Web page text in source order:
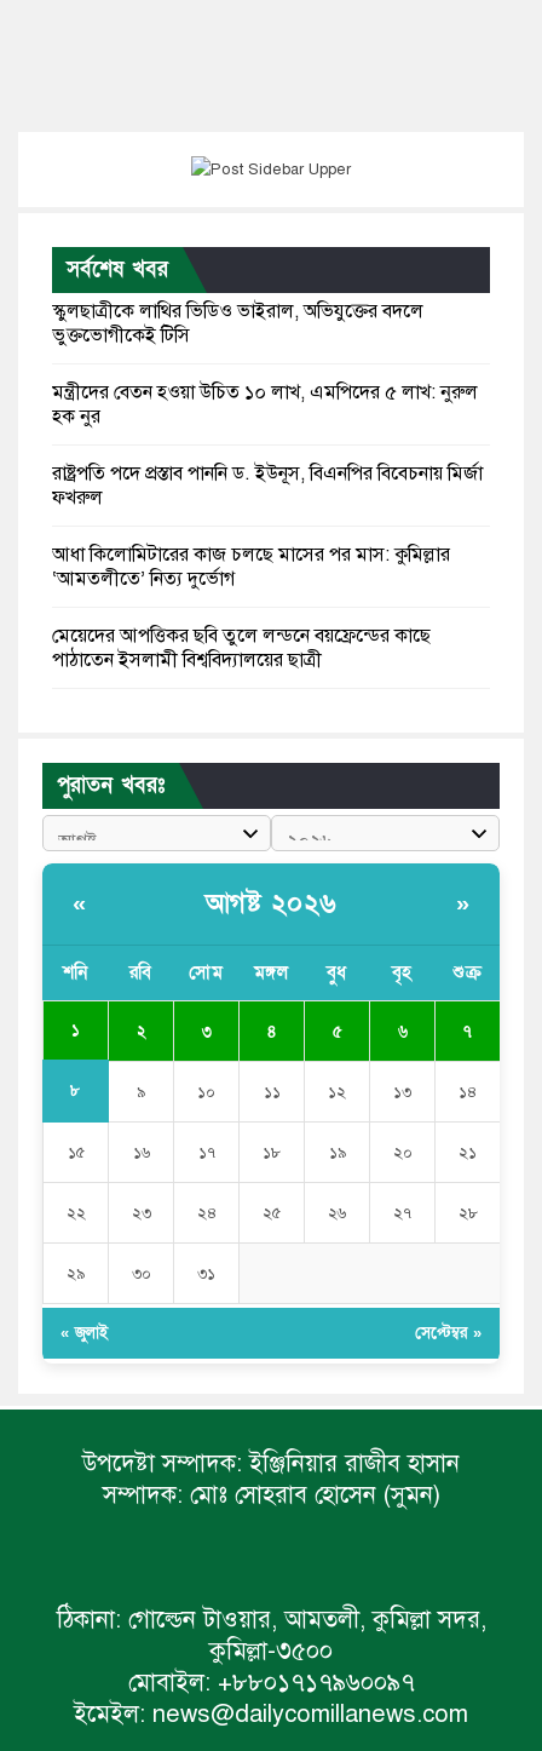
সর্বশেষ খবর
স্কুলছাত্রীকে লাথির ভিডিও ভাইরাল, অভিযুক্তের বদলে
ভুক্তভোগীকেই টিসি
মন্ত্রীদের বেতন হওয়া উচিত ১০ লাখ, এমপিদের ৫ লাখ: নুরুল
হক নুর
রাষ্ট্রপতি পদে প্রস্তাব পাননি ড. ইউনূস, বিএনপির বিবেচনায় মির্জা
ফখরুল
আধা কিলোমিটারের কাজ চলছে মাসের পর মাস: কুমিল্লার
‘আমতলীতে’ নিত্য দুর্ভোগ
মেয়েদের আপত্তিকর ছবি তুলে লন্ডনে বয়ফ্রেন্ডের কাছে
পাঠাতেন ইসলামী বিশ্ববিদ্যালয়ের ছাত্রী
পাঁচ দেশি মাছে মিলল মাইক্রোপ্লাস্টিক, সবচেয়ে বেশি কই মাছে
বাংলাদেশী কর্মীদের আকামা নিয়ে বড় সুখবর দিলো সৌদি
সজীব ওয়াজেদ জয়
পুরাতন খবরঃ
« আগষ্ট ২০২৬ »
শনি রবি সোম মঙ্গল বুধ বৃহ শুক্র
১ ২ ৩ ৪ ৫ ৬ ৭
৮ ৯ ১০ ১১ ১২ ১৩ ১৪
১৫ ১৬ ১৭ ১৮ ১৯ ২০ ২১
২২ ২৩ ২৪ ২৫ ২৬ ২৭ ২৮
২৯ ৩০ ৩১
« জুলাই সেপ্টেম্বর »
উপদেষ্টা সম্পাদক: ইঞ্জিনিয়ার রাজীব হাসান
সম্পাদক: মোঃ সোহরাব হোসেন (সুমন)
ঠিকানা: গোল্ডেন টাওয়ার, আমতলী, কুমিল্লা সদর,
কুমিল্লা-৩৫০০
মোবাইল: +৮৮০১৭১৭৯৬০০৯৭
ইমেইল: news@dailycomillanews.com